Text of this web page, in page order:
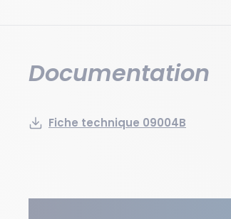
Documentation
Fiche technique 09004B